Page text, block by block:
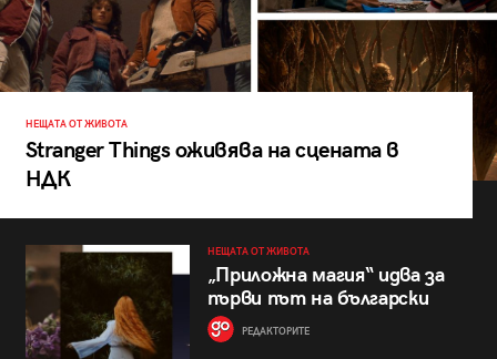
НЕЩАТА ОТ ЖИВОТА
Stranger Things оживява на сцената в
НДК
НЕЩАТА ОТ ЖИВОТА
„Приложна магия“ идва за
първи път на български
РЕДАКТОРИТЕ